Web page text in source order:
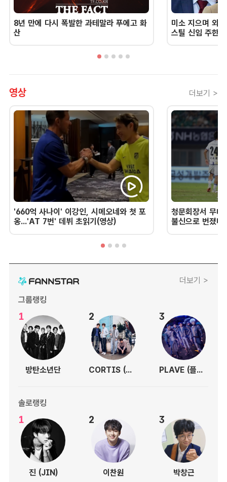
8년 만에 다시 폭발한 과테말라 푸에고 화
산
미소 지으며 외
스틸 신임 주한
영상 더보기 >
'660억 사나이' 이강인, 시메오네와 첫 포
옹...'AT 7번' 데뷔 초읽기(영상)
청문회장서 무너
불신으로 번졌
더보기 >
그룹랭킹
1
방탄소년단
2
CORTIS (코르티스)
3
PLAVE (플레이브)
솔로랭킹
1
진 (JIN)
2
이찬원
3
박창근